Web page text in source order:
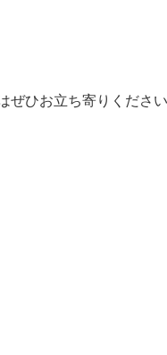
ぜひお立ち寄りくださ